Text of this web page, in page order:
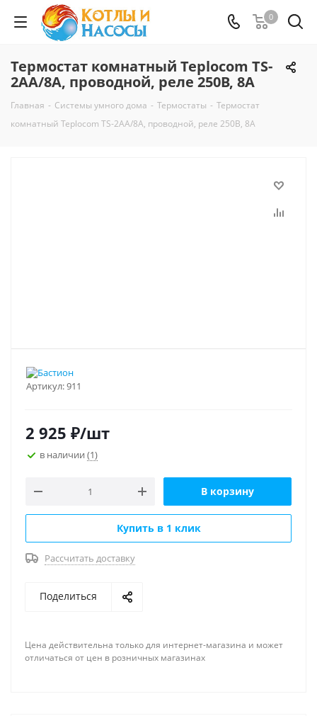
0
Термостат комнатный Teplocom TS-
2AA/8A, проводной, реле 250В, 8А
Главная - Системы умного дома - Термостаты - Термостат
комнатный Teplocom TS-2AA/8A, проводной, реле 250В, 8А
Артикул:911
2 925 ₽/шт
в наличии (1)
В корзину
Купить в 1 клик
Рассчитать доставку
Поделиться
Цена действительна только для интернет-магазина и может
отличаться от цен в розничных магазинах